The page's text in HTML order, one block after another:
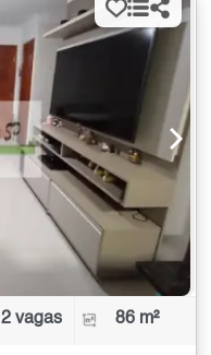
2 vagas 86 m²